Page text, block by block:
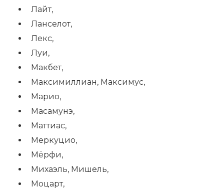
Лайт,
Ланселот,
Лекс,
Луи,
Макбет,
Максимиллиан, Максимус,
Марио,
Масамунэ,
Маттиас,
Меркуцио,
Мёрфи,
Михаэль, Мишель,
Моцарт,